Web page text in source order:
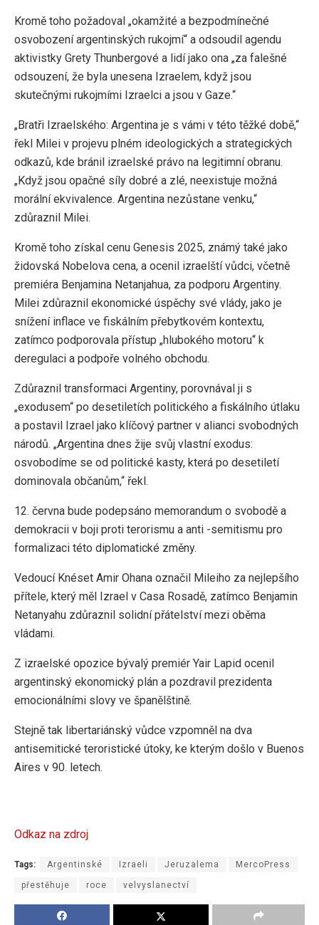
Kromě toho požadoval „okamžité a bezpodmínečné
osvobození argentinských rukojmí“ a odsoudil agendu
aktivistky Grety Thunbergové a lidí jako ona „za falešné
odsouzení, že byla unesena Izraelem, když jsou
skutečnými rukojmími Izraelci a jsou v Gaze.“
„Bratři Izraelského: Argentina je s vámi v této těžké době,“
řekl Milei v projevu plném ideologických a strategických
odkazů, kde bránil izraelské právo na legitimní obranu.
„Když jsou opačné síly dobré a zlé, neexistuje možná
morální ekvivalence. Argentina nezůstane venku,“
zdůraznil Milei.
Kromě toho získal cenu Genesis 2025, známý také jako
židovská Nobelova cena, a ocenil izraelští vůdci, včetně
premiéra Benjamina Netanjahua, za podporu Argentiny.
Milei zdůraznil ekonomické úspěchy své vlády, jako je
snížení inflace ve fiskálním přebytkovém kontextu,
zatímco podporovala přístup „hlubokého motoru“ k
deregulaci a podpoře volného obchodu.
Zdůraznil transformaci Argentiny, porovnával ji s
„exodusem“ po desetiletích politického a fiskálního útlaku
a postavil Izrael jako klíčový partner v alianci svobodných
národů. „Argentina dnes žije svůj vlastní exodus:
osvobodíme se od politické kasty, která po desetiletí
dominovala občanům,“ řekl.
12. června bude podepsáno memorandum o svobodě a
demokracii v boji proti terorismu a anti -semitismu pro
formalizaci této diplomatické změny.
Vedoucí Knéset Amir Ohana označil Mileiho za nejlepšího
přítele, který měl Izrael v Casa Rosadě, zatímco Benjamin
Netanyahu zdůraznil solidní přátelství mezi oběma
vládami.
Z izraelské opozice bývalý premiér Yair Lapid ocenil
argentinský ekonomický plán a pozdravil prezidenta
emocionálními slovy ve španělštině.
Stejně tak libertariánský vůdce vzpomněl na dva
antisemitické teroristické útoky, ke kterým došlo v Buenos
Aires v 90. letech.
Odkaz na zdroj
Tags: Argentinské Izraeli Jeruzalema MercoPress
přestěhuje roce velvyslanectví